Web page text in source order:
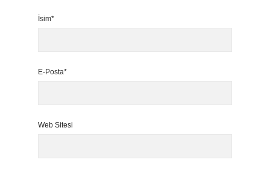
İsim*
E-Posta*
Web Sitesi